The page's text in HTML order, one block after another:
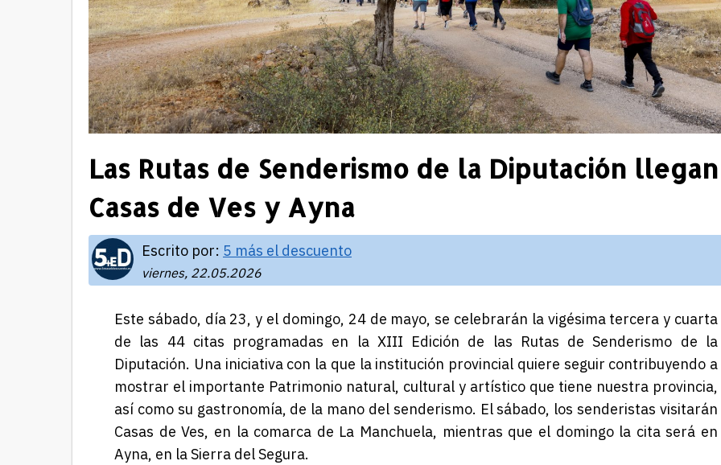
Las Rutas de Senderismo de la Diputación
Casas de Ves y Ayna
Escrito por: 5 más el descuento
viernes, 22.05.2026
Este sábado, día 23, y el domingo, 24 de mayo, se celebrarán la vigésima tercera y cuarta
de las 44 citas programadas en la XIII Edición de las Rutas de Senderismo de la
Diputación. Una iniciativa con la que la institución provincial quiere seguir contribuyendo a
mostrar el importante Patrimonio natural, cultural y artístico que tiene nuestra provincia,
así como su gastronomía, de la mano del senderismo. El sábado, los senderistas visitarán
Casas de Ves, en la comarca de La Manchuela, mientras que el domingo la cita será en
Ayna, en la Sierra del Segura.